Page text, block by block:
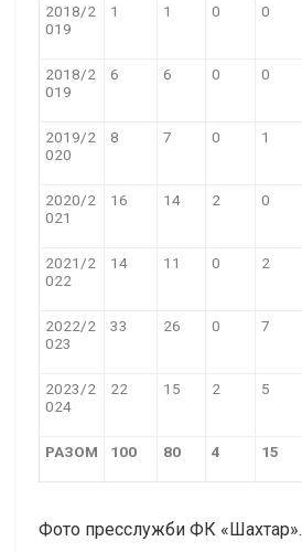
2018/2
019
1 1 0 0
2018/2
019
6 6 0 0
2019/2
020
8 7 0 1
2020/2
021
16 14 2 0
2021/2
022
14 11 0 2
2022/2
023
33 26 0 7
2023/2
024
22 15 2 5
РАЗОМ 100 80 4 15
Фото пресслужби ФК «Шахтар».